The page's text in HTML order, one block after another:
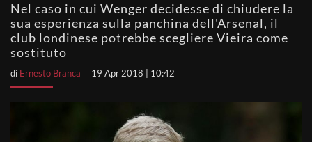
Nel caso in cui Wenger decidesse di chiudere la
sua esperienza sulla panchina dell'Arsenal, il
club londinese potrebbe scegliere Vieira come
sostituto
di Ernesto Branca 19 Apr 2018 | 10:42